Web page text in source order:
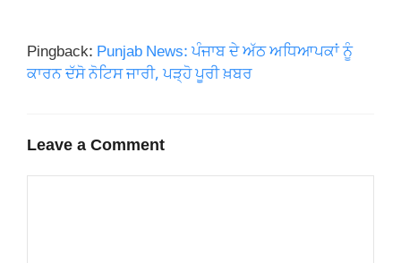
Pingback: Punjab News: ਪੰਜਾਬ ਦੇ ਅੱਠ ਅਧਿਆਪਕਾਂ ਨੂੰ
ਕਾਰਨ ਦੱਸੋ ਨੋਟਿਸ ਜਾਰੀ, ਪੜ੍ਹੋ ਪੂਰੀ ਖ਼ਬਰ
Leave a Comment